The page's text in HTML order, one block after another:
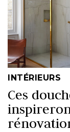
INTÉRIEURS
Ces